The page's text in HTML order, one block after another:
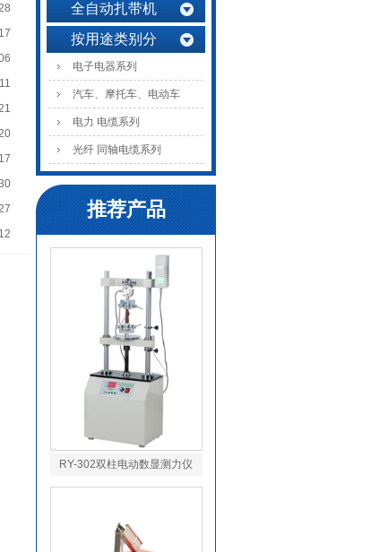
全自动扎带机
按用途类别分
电子电器系列
汽车、摩托车、电动车
电力 电缆系列
光纤 同轴电缆系列
推荐产品
RY-302双柱电动数显测力仪